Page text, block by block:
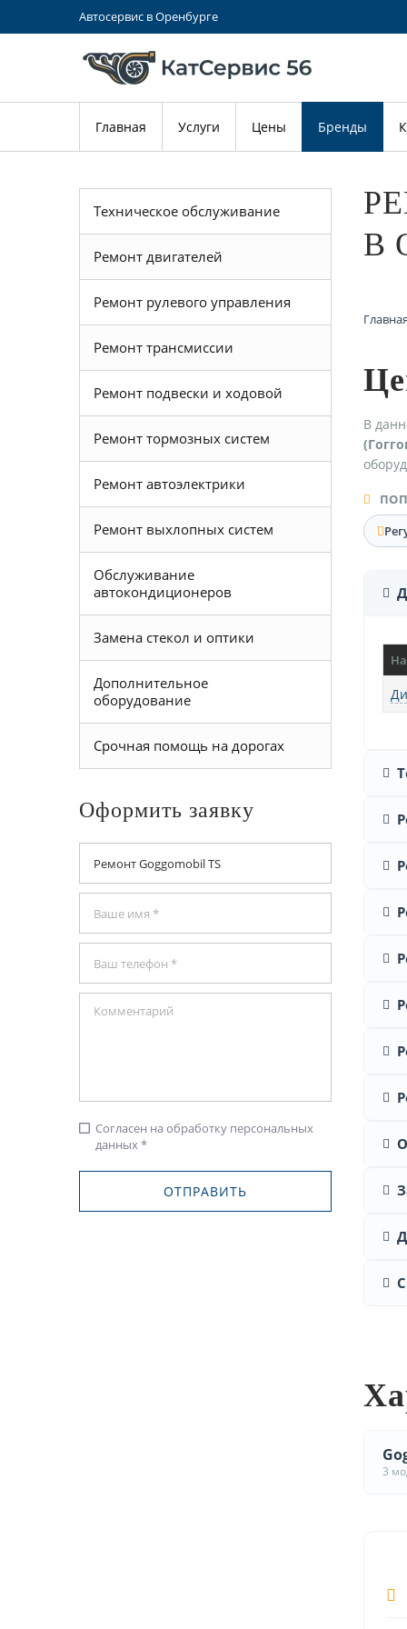
Автосервис в Оренбурге
Главная Услуги Цены Бренды
В
В
3
Техническое обслуживание
Ремонт двигателей
Ремонт рулевого управления
Ремонт трансмиссии
Ремонт подвески и ходовой
Ремонт тормозных систем
Ремонт автоэлектрики
Ремонт выхлопных систем
Обслуживание
автокондиционеров
Замена стекол и оптики
Дополнительное
оборудование
Срочная помощь на дорогах
Оформить заявку
check_box_outline_blank Согласен на обработку персональных
данных *